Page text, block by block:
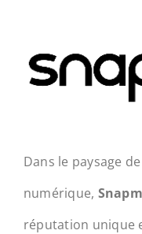
Dans le paysage
numérique,
réputation unique